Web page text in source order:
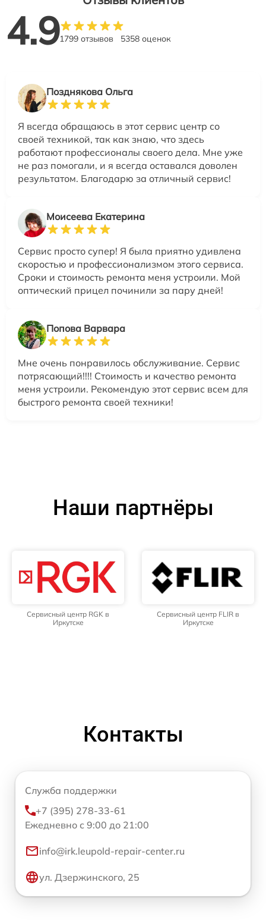
4.91799 отзывов 5358 оценок
Позднякова Ольга
Я всегда обращаюсь в этот сервис центр со
своей техникой, так как знаю, что здесь
работают профессионалы своего дела. Мне уже
не раз помогали, и я всегда оставался доволен
результатом. Благодарю за отличный сервис!
Моисеева Екатерина
Сервис просто супер! Я была приятно удивлена
скоростью и профессионализмом этого сервиса.
Сроки и стоимость ремонта меня устроили. Мой
оптический прицел починили за пару дней!
Попова Варвара
Мне очень понравилось обслуживание. Сервис
потрясающий!!!! Стоимость и качество ремонта
меня устроили. Рекомендую этот сервис всем для
быстрого ремонта своей техники!
Наши партнёры
Сервисный центр RGK в
Иркутске
Сервисный центр FLIR в
Иркутске
Контакты
Служба поддержки
+7 (395) 278-33-61
Ежедневно с 9:00 до 21:00
info@irk.leupold-repair-center.ru
ул. Дзержинского, 25